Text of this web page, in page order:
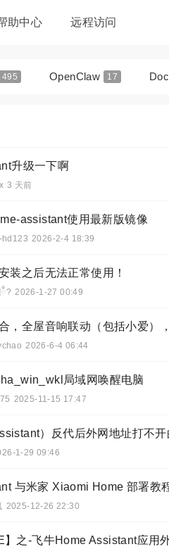
助中心 远程访问
495 OpenClaw 17
升级一下啊
3 天前
assistant使用最新版镜像
hd123 2026-2-4 18:39
装之后无法正常使用！
ྂ? 2026-1-27 00:49
，全屋音响联动（包括小爱）
2026-6-4 06:44
局域网唤醒电脑
2025-11-15 17:47
）反代后外网地址打不
1-29 09:46
与米家 Xiaomi Home 部署教
2025-12-26 22:30
】之-飞牛Home Assistant应用